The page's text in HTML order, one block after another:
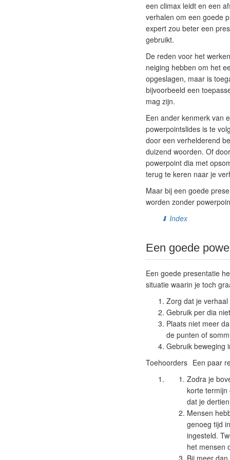
een climax leidt en een
verhalen om een goede
expert zou beter een
gebruikt.
De reden voor het
neiging hebben om het
opgeslagen, maar is
bijvoorbeeld een
mag zijn.
Een ander kenmerk van
powerpointslides is te
door een verhelderend
duizend woorden. Of
powerpoint dia met
terug te keren naar je
Maar bij een goede
worden zonder
⬇ Index
Een goede
Een goede presentatie
situatie waarin je toch
Zorg dat je
Gebruik per dia
Plaats niet meer
de punten of
Gebruik beweging
Toehoorders Een paar
Zodra je
korte termijn
dat je
Mensen
genoeg tijd
ingesteld.
het mensen
Bij meer